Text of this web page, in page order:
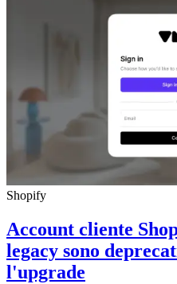
Shopify
Account cliente
legacy sono
l'upgrade